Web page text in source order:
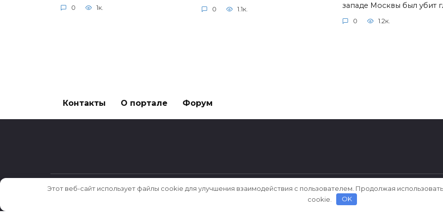
0 1к. 0 1.1к.
западе Москвы был убит
0 1.2к.
Контакты О портале Форум
Этот веб-сайт использует файлы cookie для улучшения взаимодействия с пользователем. Продолжая
cookie.
OK